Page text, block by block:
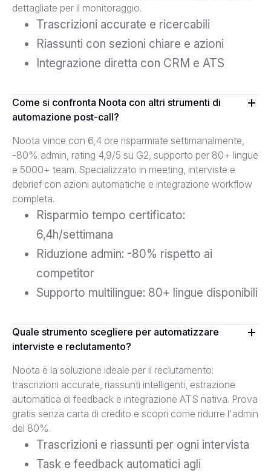
dettagliate per il monitoraggio.
Trascrizioni accurate e ricercabili
Riassunti con sezioni chiare e azioni
Integrazione diretta con CRM e ATS
Come si confronta Noota con altri strumenti di
automazione post-call?
Noota vince con 6,4 ore risparmiate settimanalmente,
-80% admin, rating 4,9/5 su G2, supporto per 80+ lingue
e 5000+ team. Specializzato in meeting, interviste e
debrief con azioni automatiche e integrazione workflow
completa.
Risparmio tempo certificato:
6,4h/settimana
Riduzione admin: -80% rispetto ai
competitor
Supporto multilingue: 80+ lingue disponibili
Quale strumento scegliere per automatizzare
interviste e reclutamento?
Noota è la soluzione ideale per il reclutamento:
trascrizioni accurate, riassunti intelligenti, estrazione
automatica di feedback e integrazione ATS nativa. Prova
gratis senza carta di credito e scopri come ridurre l'admin
del 80%.
Trascrizioni e riassunti per ogni intervista
Task e feedback automatici agli